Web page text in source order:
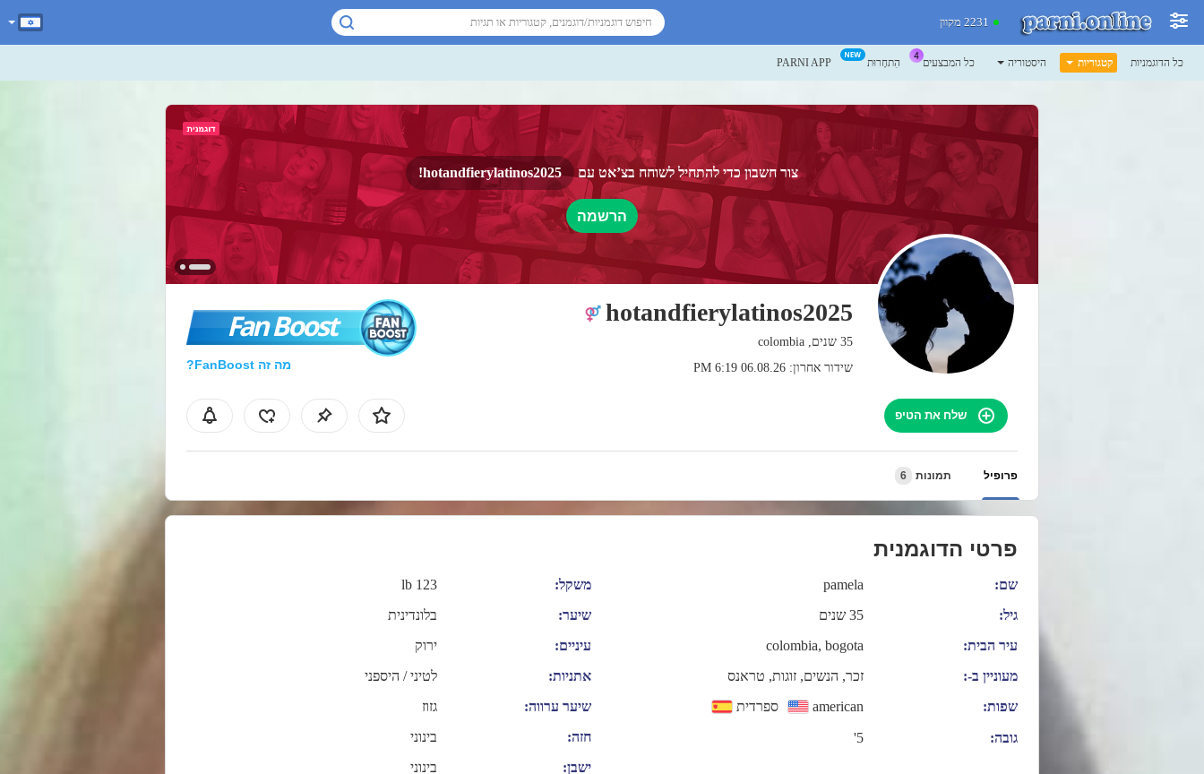
2231 מקוון
כל הדוגמניות קטגוריות היסטוריה כל המבצעים הִתחָרוּת PARNI APP
צור חשבון כדי להתחיל לשוחח בצ’אט עם hotandfierylatinos2025!
הרשמה
hotandfierylatinos2025
35 שנים, colombia
שידור אחרון: 06.08.26 6:19 PM
Fan Boost
מה זה FanBoost?
שלח את הטיפ
פרופיל תמונות 6
פרטי הדוגמנית
שם:
pamela
גיל:
35 שנים
עיר הבית:
colombia, bogota
מעוניין ב-:
זכר, הנשים, זוגות, טראנס
שפות:
american ספרדית
גובה: 5'
משקל:
123 lb
שיער:
בלונדינית
עיניים:
ירוק
אתניות:
לטיני / היספני
שיער ערווה:
גזוז
חזה:
בינוני
ישבן:
בינוני